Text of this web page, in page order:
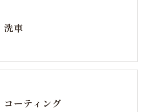
洗車
コーティング